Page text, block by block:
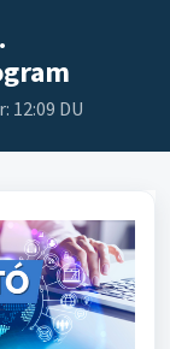
12:09 DU